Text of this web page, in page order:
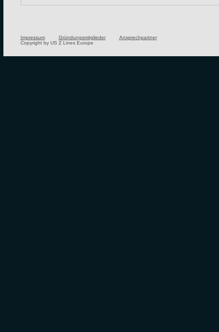
Impressum Gründungsmitglieder
Ansprechpartner
Copyright by US Z Lines Europe